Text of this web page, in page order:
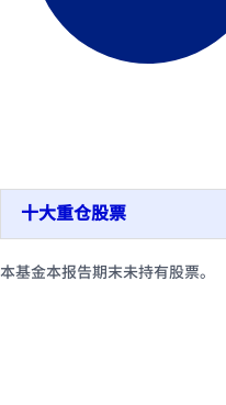
十大重仓股票
本基金本报告期末未持有股票。